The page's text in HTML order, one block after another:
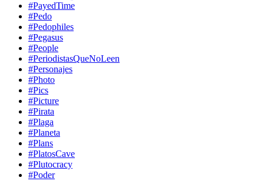
#PayedTime
#Pedo
#Pedophiles
#Pegasus
#People
#PeriodistasQueNoLeen
#Personajes
#Photo
#Pics
#Picture
#Pirata
#Plaga
#Planeta
#Plans
#PlatosCave
#Plutocracy
#Poder